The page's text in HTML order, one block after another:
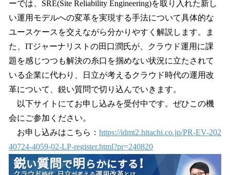
ーでは、SRE(Site Reliability Engineering)を取り入れた新し
い運用モデルへの変革を実現する手法について具体的な
ユースケースを交えながら分かりやすく解説します。ま
た、ITジャーナリストの田口潤氏が、クラウド運用に課
題を感じつつも解決の糸口を掴めない状況に立たされて
いる企業に代わり、日立が考えるクラウド時代の運用改
革について、鋭い質問で切り込んでいきます。
以下サイトにてお申し込みを受付中です。ぜひこの機
会にご参加ください。
お申し込みはこちら： https://idmt2.hitachi.co.jp/PR-EV-202
40724-4059-02-LP-register.html?pr=240820